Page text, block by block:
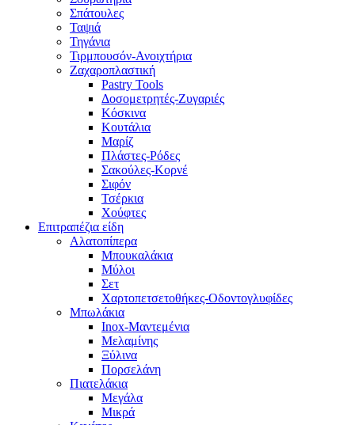
Σπάτουλες
Ταψιά
Τηγάνια
Τιρμπουσόν-Ανοιχτήρια
Ζαχαροπλαστική
Pastry Tools
Δοσομετρητές-Ζυγαριές
Κόσκινα
Κουτάλια
Μαρίζ
Πλάστες-Ρόδες
Σακούλες-Κορνέ
Σιφόν
Τσέρκια
Χούφτες
Επιτραπέζια είδη
Αλατοπίπερα
Μπουκαλάκια
Μύλοι
Σετ
Χαρτοπετσετοθήκες-Οδοντογλυφίδες
Μπωλάκια
Inox-Μαντεμένια
Μελαμίνης
Ξύλινα
Πορσελάνη
Πιατελάκια
Μεγάλα
Μικρά